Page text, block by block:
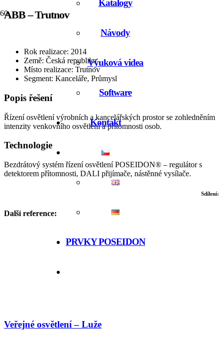
Katalogy
Návody
Výuková videa
Software
Kontakt
PRVKY POSEIDON
ABB – Trutnov
Rok realizace: 2014
Země: Česká republika
Místo realizace: Trutnov
Segment: Kanceláře, Průmysl
Popis řešení
Řízení osvětlení výrobních a kancelářských prostor se zohledněním
intenzity venkovního osvětlení a přítomnosti osob.
Technologie
Bezdrátový systém řízení osvětlení POSEIDON® – regulátor s
detektorem přítomnosti, DALI přijímače, nástěnné vysílače.
Sdílení:
Další reference:
Veřejné osvětlení – Luže